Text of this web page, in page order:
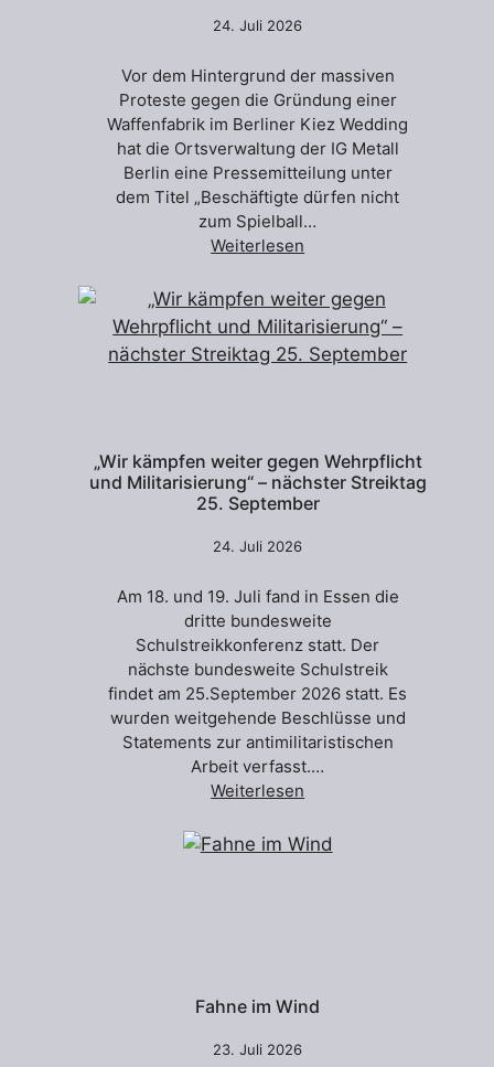
24. Juli 2026
Vor dem Hintergrund der massiven
Proteste gegen die Gründung einer
Waffenfabrik im Berliner Kiez Wedding
hat die Ortsverwaltung der IG Metall
Berlin eine Pressemitteilung unter
dem Titel „Beschäftigte dürfen nicht
zum Spielball…
Weiterlesen
„Wir kämpfen weiter gegen Wehrpflicht
und Militarisierung“ – nächster Streiktag
25. September
24. Juli 2026
Am 18. und 19. Juli fand in Essen die
dritte bundesweite
Schulstreikkonferenz statt. Der
nächste bundesweite Schulstreik
findet am 25.September 2026 statt. Es
wurden weitgehende Beschlüsse und
Statements zur antimilitaristischen
Arbeit verfasst.…
Weiterlesen
Fahne im Wind
23. Juli 2026